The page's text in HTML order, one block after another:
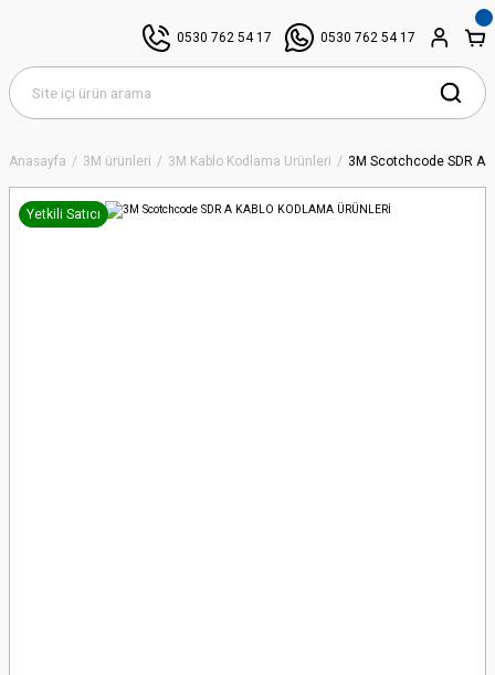
0530 762 54 17 0530 762 54 17
Anasayfa 3M ürünleri 3M Kablo Kodlama Ürünleri 3M Scotchcode SDR A
Yetkili Satıcı